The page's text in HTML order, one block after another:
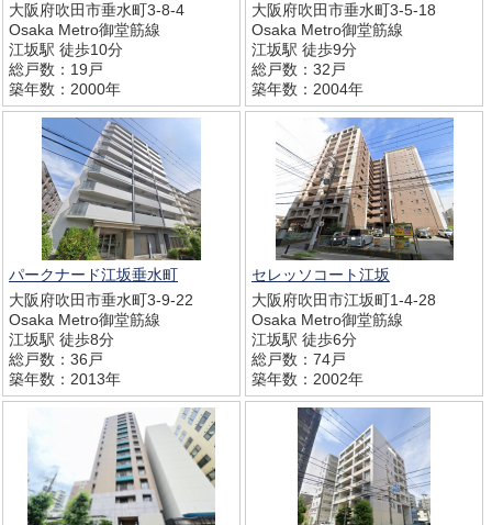
大阪府吹田市垂水町3-8-4
Osaka Metro御堂筋線
江坂駅 徒歩10分
総戸数：19戸
築年数：2000年
大阪府吹田市垂水町3-5-18
Osaka Metro御堂筋線
江坂駅 徒歩9分
総戸数：32戸
築年数：2004年
パークナード江坂垂水町
大阪府吹田市垂水町3-9-22
Osaka Metro御堂筋線
江坂駅 徒歩8分
総戸数：36戸
築年数：2013年
セレッソコート江坂
大阪府吹田市江坂町1-4-28
Osaka Metro御堂筋線
江坂駅 徒歩6分
総戸数：74戸
築年数：2002年